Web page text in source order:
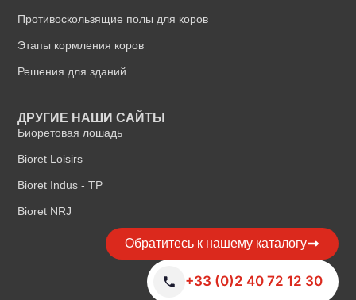
Противоскользящие полы для коров
Этапы кормления коров
Решения для зданий
ДРУГИЕ НАШИ САЙТЫ
Биоретовая лошадь
Bioret Loisirs
Bioret Indus - TP
Bioret NRJ
Обратитесь к нашему каталогу
+33 (0)2 40 72 12 30